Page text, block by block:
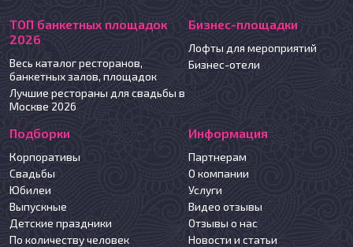
ТОП банкетных площадок
2026
Весь каталог ресторанов,
банкетных залов, площадок
Лучшие рестораны для свадьбы в
Москве 2026
Бизнес-площадки
Лофты для мероприятий
Бизнес-отели
Подборки
Корпоративы
Свадьбы
Юбилеи
Выпускные
Детские праздники
По количеству человек
Информация
Партнерам
О компании
Услуги
Видео отзывы
Отзывы о нас
Новости и статьи